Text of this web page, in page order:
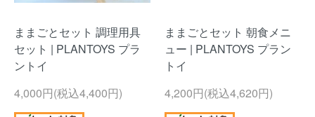
ままごとセット 調理用具
セット | PLANTOYS プラ
ントイ
4,000円(税込4,400円)
ままごとセット 朝食メニ
ュー | PLANTOYS プラン
トイ
4,200円(税込4,620円)